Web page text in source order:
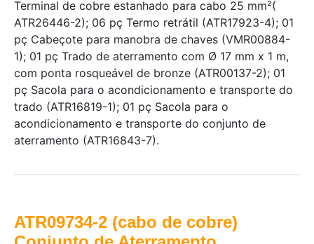
Terminal de cobre estanhado para cabo 25 mm²(
ATR26446-2); 06 pç Termo retrátil (ATR17923-4); 01
pç Cabeçote para manobra de chaves (VMR00884-
1); 01 pç Trado de aterramento com Ø 17 mm x 1 m,
com ponta rosqueável de bronze (ATR00137-2); 01
pç Sacola para o acondicionamento e transporte do
trado (ATR16819-1); 01 pç Sacola para o
acondicionamento e transporte do conjunto de
aterramento (ATR16843-7).
ATR09734-2 (cabo de cobre)